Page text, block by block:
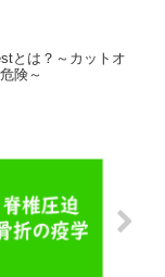
とは？～カットオ
険～